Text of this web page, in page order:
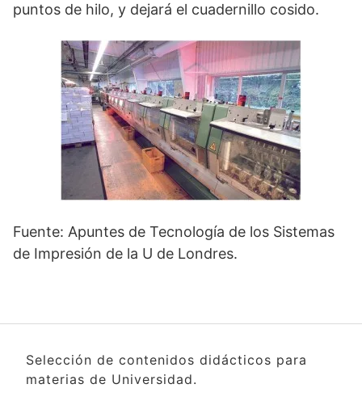
puntos de hilo, y dejará el cuadernillo cosido.
Fuente: Apuntes de Tecnología de los Sistemas
de Impresión de la U de Londres.
Selección de contenidos didácticos para
materias de Universidad.